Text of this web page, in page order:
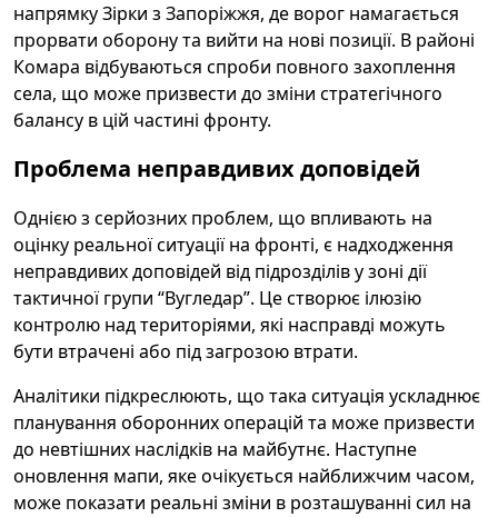
напрямку Зірки з Запоріжжя, де ворог намагається
прорвати оборону та вийти на нові позиції. В районі
Комара відбуваються спроби повного захоплення
села, що може призвести до зміни стратегічного
балансу в цій частині фронту.
Проблема неправдивих доповідей
Однією з серйозних проблем, що впливають на
оцінку реальної ситуації на фронті, є надходження
неправдивих доповідей від підрозділів у зоні дії
тактичної групи “Вугледар”. Це створює ілюзію
контролю над територіями, які насправді можуть
бути втрачені або під загрозою втрати.
Аналітики підкреслюють, що така ситуація ускладнює
планування оборонних операцій та може призвести
до невтішних наслідків на майбутнє. Наступне
оновлення мапи, яке очікується найближчим часом,
може показати реальні зміни в розташуванні сил на